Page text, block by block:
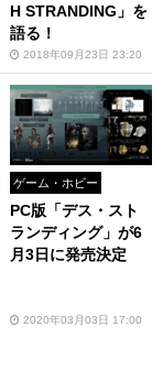
H STRANDING」を
語る！
2018年09月23日 23:20
ゲーム・ホビー
PC版「デス・スト
ランディング」が6
月3日に発売決定
2020年03月03日 17:00